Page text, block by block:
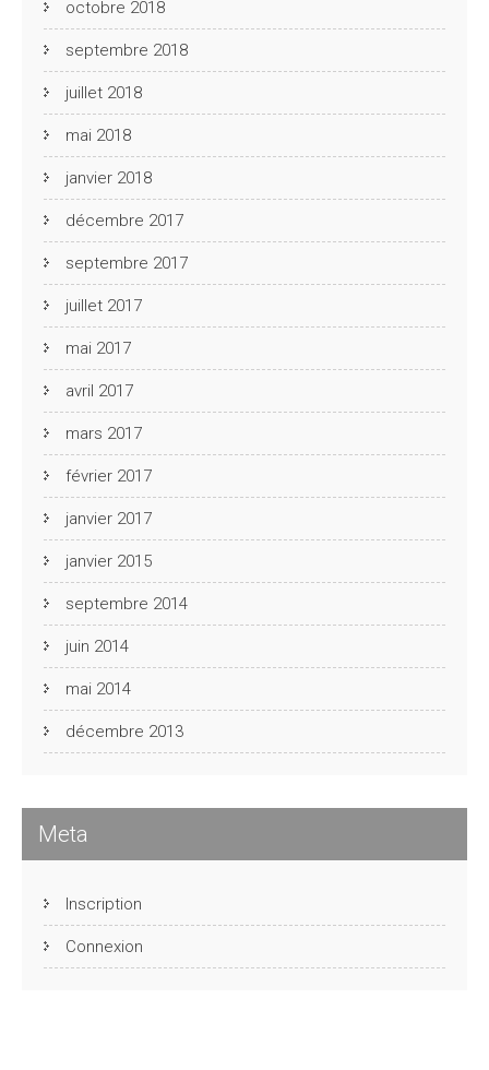
octobre 2018
septembre 2018
juillet 2018
mai 2018
janvier 2018
décembre 2017
septembre 2017
juillet 2017
mai 2017
avril 2017
mars 2017
février 2017
janvier 2017
janvier 2015
septembre 2014
juin 2014
mai 2014
décembre 2013
Meta
Inscription
Connexion